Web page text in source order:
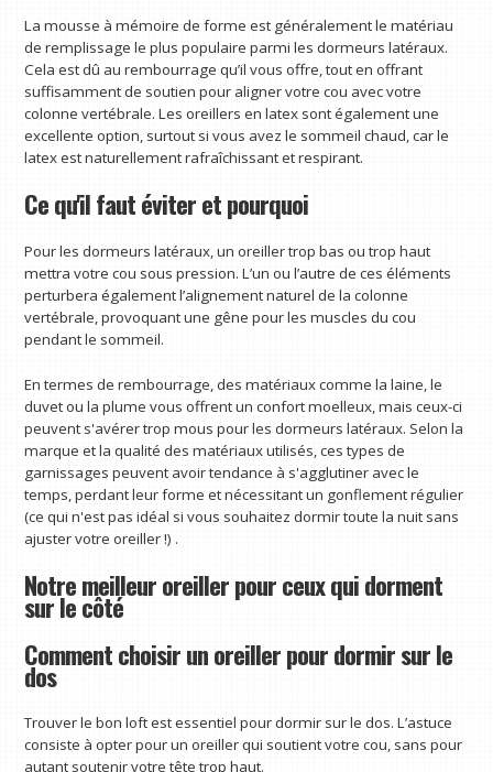
La mousse à mémoire de forme est généralement le matériau
de remplissage le plus populaire parmi les dormeurs latéraux.
Cela est dû au rembourrage qu’il vous offre, tout en offrant
suffisamment de soutien pour aligner votre cou avec votre
colonne vertébrale. Les oreillers en latex sont également une
excellente option, surtout si vous avez le sommeil chaud, car le
latex est naturellement rafraîchissant et respirant.
Ce qu'il faut éviter et pourquoi
Pour les dormeurs latéraux, un oreiller trop bas ou trop haut
mettra votre cou sous pression. L’un ou l’autre de ces éléments
perturbera également l’alignement naturel de la colonne
vertébrale, provoquant une gêne pour les muscles du cou
pendant le sommeil.
En termes de rembourrage, des matériaux comme la laine, le
duvet ou la plume vous offrent un confort moelleux, mais ceux-ci
peuvent s'avérer trop mous pour les dormeurs latéraux. Selon la
marque et la qualité des matériaux utilisés, ces types de
garnissages peuvent avoir tendance à s'agglutiner avec le
temps, perdant leur forme et nécessitant un gonflement régulier
(ce qui n'est pas idéal si vous souhaitez dormir toute la nuit sans
ajuster votre oreiller !) .
Notre meilleur oreiller pour ceux qui dorment
sur le côté
Comment choisir un oreiller pour dormir sur le
dos
Trouver le bon loft est essentiel pour dormir sur le dos. L’astuce
consiste à opter pour un oreiller qui soutient votre cou, sans pour
autant soutenir votre tête trop haut.